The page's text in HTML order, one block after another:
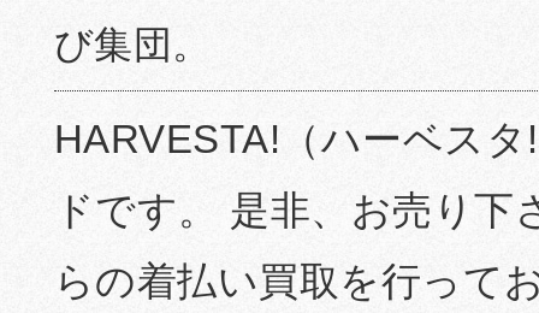
び集団。
HARVESTA!（ハーベス
ドです。 是非、お売り
らの着払い買取を行って